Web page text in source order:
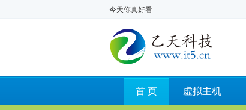
今天你真好看
首 页 虚拟主机